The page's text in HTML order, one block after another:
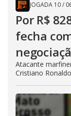
JOGADA 10/
Por R$
fecha
Atacante
Cristiano